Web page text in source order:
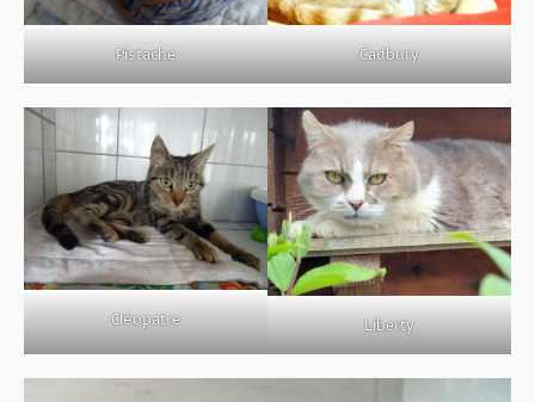
Pistache Cadbury
Cléopatre Liberty